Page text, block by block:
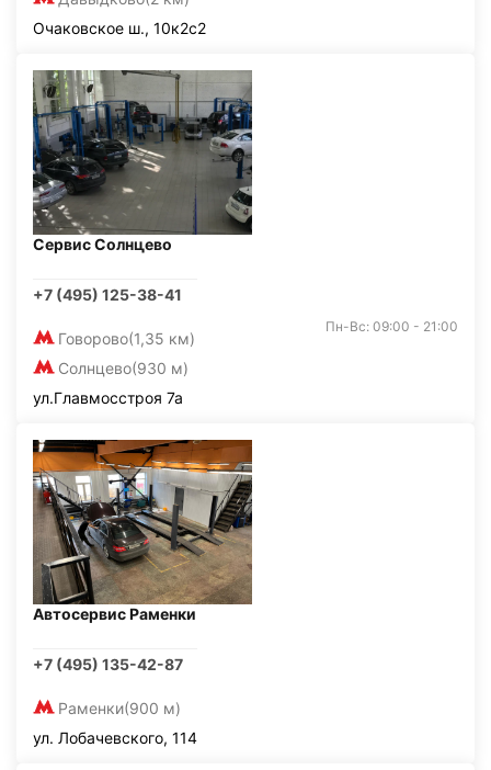
Очаковское ш., 10к2с2
Сервис Солнцево
+7 (495) 125-38-41
Говорово(1,35 км)
Солнцево(930 м)
Пн-Вс: 09:00 - 21:00
ул.Главмосстроя 7а
Автосервис Раменки
+7 (495) 135-42-87
Раменки(900 м)
ул. Лобачевского, 114